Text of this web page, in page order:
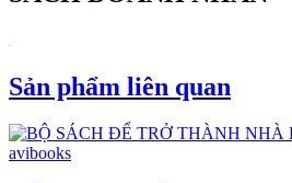
Sản phẩm liên quan